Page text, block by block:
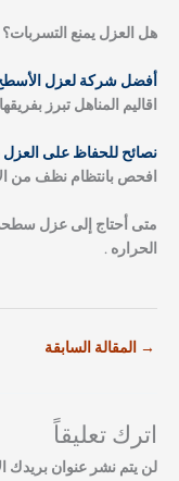
هل العزل يمنع التسربات؟
أفضل شركة لعزل
اقاليم المناهل تبرز
نصائح للحفاظ على العزل
افحص بانتظام نظف من
متى أحتاج إلى عزل
الحراره .
→ المقالة السابقة
اترك تعليقاً
لن يتم نشر عنوان بريدك